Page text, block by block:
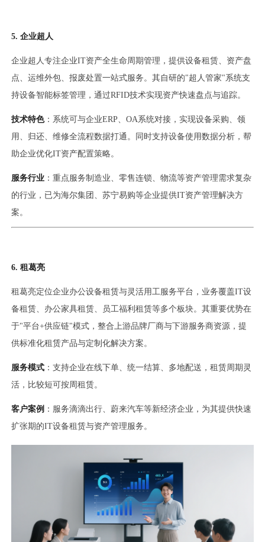
5. 企业超人
企业超人专注企业IT资产全生命周期管理，提供设备租赁、资产盘
点、运维外包、报废处置一站式服务。其自研的"超人管家"系统支
持设备智能标签管理，通过RFID技术实现资产快速盘点与追踪。
技术特色：系统可与企业ERP、OA系统对接，实现设备采购、领
用、归还、维修全流程数据打通。同时支持设备使用数据分析，帮
助企业优化IT资产配置策略。
服务行业 ：重点服务制造业、零售连锁、物流等资产管理需求复杂
的行业，已为海尔集团、苏宁易购等企业提供IT资产管理解决方
案。
6. 租葛亮
租葛亮定位企业办公设备租赁与灵活用工服务平台，业务覆盖IT设
备租赁、办公家具租赁、员工福利租赁等多个板块。其重要优势在
于"平台+供应链"模式，整合上游品牌厂商与下游服务商资源，提
供标准化租赁产品与定制化解决方案。
服务模式 ：支持企业在线下单、统一结算、多地配送，租赁周期灵
活，比较短可按周租赁。
客户案例 ：服务滴滴出行、蔚来汽车等新经济企业，为其提供快速
扩张期的IT设备租赁与资产管理服务。